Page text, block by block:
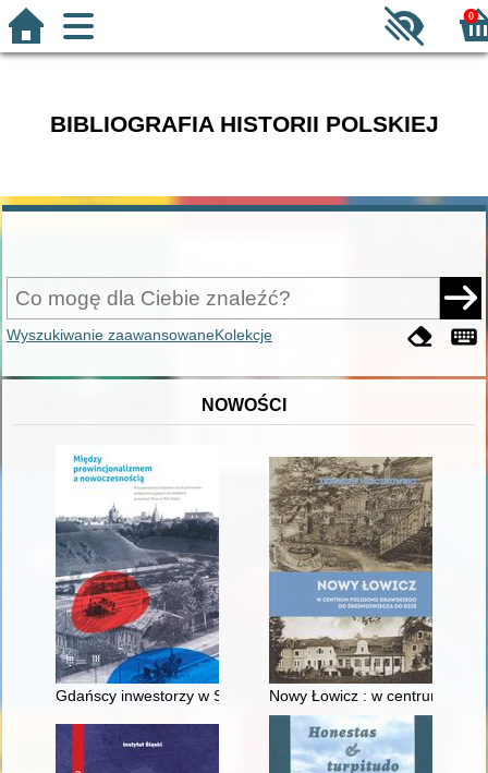
0
BIBLIOGRAFIA HISTORII POLSKIEJ
Wyszukiwanie zaawansowaneKolekcje
NOWOŚCI
Gdańscy inwestorzy w Sopocie : prestiż finansowy i
Nowy Łowicz : w centrum